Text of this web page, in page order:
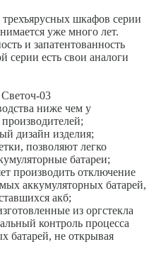
шкафов серии
уже много лет.
и запатентованность
серии есть свои аналоги
03
ниже чем у
дизайн изделия;
позволяют легко
батареи;
производить отключение
аккумуляторных батарей,
акб;
из оргстекла
контроль процесса
батарей, не открывая